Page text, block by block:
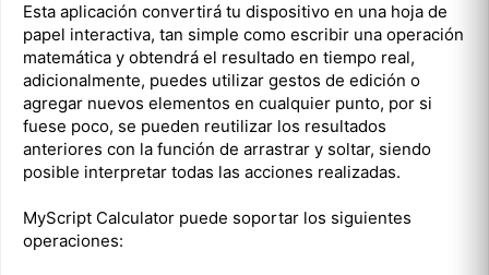
Esta aplicación convertirá tu dispositivo en una hoja de
papel interactiva, tan simple como escribir una operación
matemática y obtendrá el resultado en tiempo real,
adicionalmente, puedes utilizar gestos de edición o
agregar nuevos elementos en cualquier punto, por si
fuese poco, se pueden reutilizar los resultados
anteriores con la función de arrastrar y soltar, siendo
posible interpretar todas las acciones realizadas.
MyScript Calculator puede soportar los siguientes
operaciones: